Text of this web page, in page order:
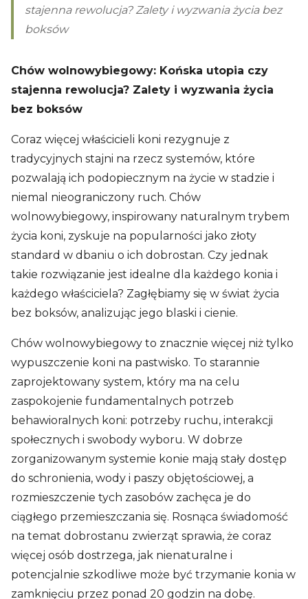
stajenna rewolucja? Zalety i wyzwania życia bez
boksów
Chów wolnowybiegowy: Końska utopia czy
stajenna rewolucja? Zalety i wyzwania życia
bez boksów
Coraz więcej właścicieli koni rezygnuje z
tradycyjnych stajni na rzecz systemów, które
pozwalają ich podopiecznym na życie w stadzie i
niemal nieograniczony ruch. Chów
wolnowybiegowy, inspirowany naturalnym trybem
życia koni, zyskuje na popularności jako złoty
standard w dbaniu o ich dobrostan. Czy jednak
takie rozwiązanie jest idealne dla każdego konia i
każdego właściciela? Zagłębiamy się w świat życia
bez boksów, analizując jego blaski i cienie.
Chów wolnowybiegowy to znacznie więcej niż tylko
wypuszczenie koni na pastwisko. To starannie
zaprojektowany system, który ma na celu
zaspokojenie fundamentalnych potrzeb
behawioralnych koni: potrzeby ruchu, interakcji
społecznych i swobody wyboru. W dobrze
zorganizowanym systemie konie mają stały dostęp
do schronienia, wody i paszy objętościowej, a
rozmieszczenie tych zasobów zachęca je do
ciągłego przemieszczania się. Rosnąca świadomość
na temat dobrostanu zwierząt sprawia, że coraz
więcej osób dostrzega, jak nienaturalne i
potencjalnie szkodliwe może być trzymanie konia w
zamknięciu przez ponad 20 godzin na dobę.